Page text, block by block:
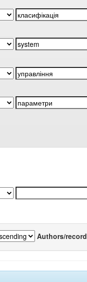
Authors/record